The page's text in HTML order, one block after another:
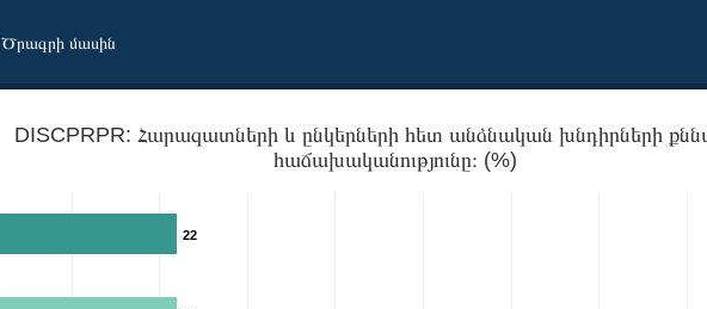
Ծրագրի մասին
DISCPRPR: Հարազատների և ընկերների հետ անձնական խնդիրների
հաճախականությունը։ (%)
22